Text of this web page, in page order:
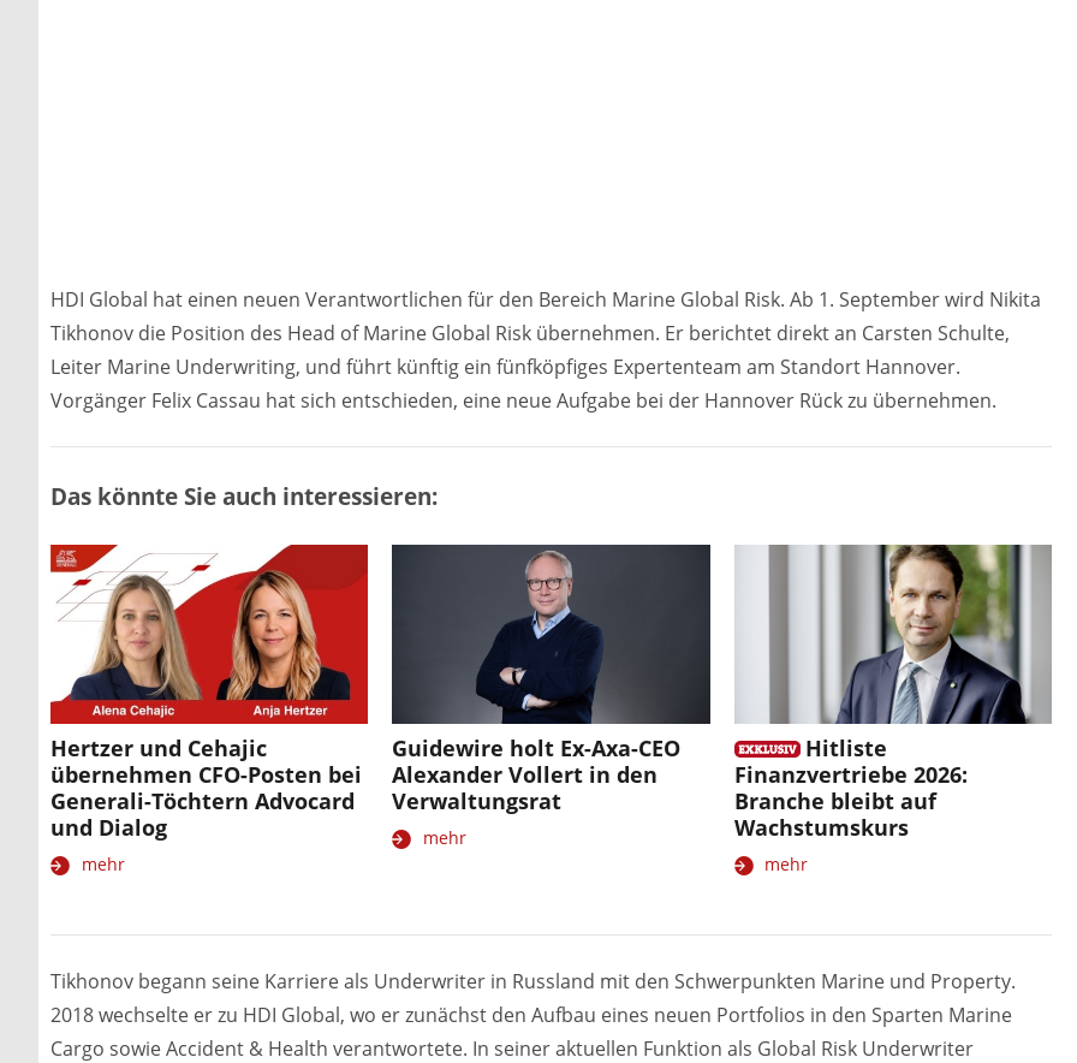
HDI Global hat einen neuen Verantwortlichen für den Bereich Marine Global Risk. Ab 1. September wird Nikita
Tikhonov die Position des Head of Marine Global Risk übernehmen. Er berichtet direkt an Carsten Schulte,
Leiter Marine Underwriting, und führt künftig ein fünfköpfiges Expertenteam am Standort Hannover.
Vorgänger Felix Cassau hat sich entschieden, eine neue Aufgabe bei der Hannover Rück zu übernehmen.
Das könnte Sie auch interessieren:
Hertzer und Cehajic
übernehmen CFO-Posten bei
Generali-Töchtern Advocard
und Dialog
mehr
Guidewire holt Ex-Axa-CEO
Alexander Vollert in den
Verwaltungsrat
mehr
Hitliste
Finanzvertriebe 2026:
Branche bleibt auf
Wachstumskurs
mehr
Tikhonov begann seine Karriere als Underwriter in Russland mit den Schwerpunkten Marine und Property.
2018 wechselte er zu HDI Global, wo er zunächst den Aufbau eines neuen Portfolios in den Sparten Marine
Cargo sowie Accident & Health verantwortete. In seiner aktuellen Funktion als Global Risk Underwriter